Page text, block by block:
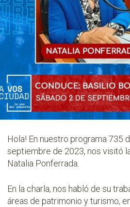
Hola! En nuestro programa 735
septiembre de 2023, nos visitó
Natalia Ponferrada.
En la charla, nos habló de su
áreas de patrimonio y turismo,